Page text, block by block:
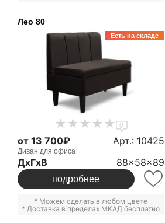
Лео 80
Есть на складе
0
от 13 700₽ Арт.: 10425
Диван для офиса
ДxГxВ 88x58x89
подробнее
* Можем сделать в любом цвете
* Доставка в пределах МКАД бесплатно